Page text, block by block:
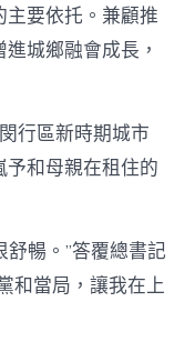
要依托。兼顧推
城鄉融會成長，
行區新時期城市
和母親在租住的
舒暢。”答覆總書記
和當局，讓我在上